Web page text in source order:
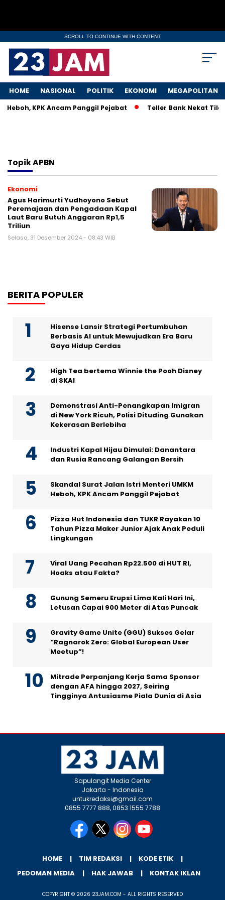
SCROLL TO CONTINUE WITH CONTENT
HOME NASIONAL POLITIK EKONOMI MEGAPOLITAN
KPK Ancam Panggil Pejabat Teller Bank Nekat
TopikAPBN
Ekonomi
Agus Harimurti Yudhoyono Sebut
Peremajaan dan Pengadaan Kapal
Laut Baru Butuh Anggaran Rp1,5
Triliun
Selasa, 31 Desember 2024 - 08:43 WIB
BERITA POPULER
Hisense Lansir Strategi Pertumbuhan
Berbasis AI untuk Mewujudkan Era Baru
Gaya Hidup Cerdas
High Tea bertema Winnie the Pooh Disney
di SKAI
Demonstrasi Anti-Penangkapan Imigran
di New York Ricuh, Polisi Dituding Gunakan
Kekerasan Berlebiha
Industri Kapal Hijau Dimulai: Danantara
dan Rusia Rancang Galangan Bersih
Skandal Surat Jalan Istri Menteri UMKM
Heboh, KPK Ancam Panggil Pejabat
Pizza Hut Indonesia dan TUKR Rayakan 10
Tahun Pizza Maker Junior Ajak Anak Peduli
Lingkungan
Viral Uang Pecahan Rp22.500 di HUT RI,
Hoaks atau Fakta?
Gunung Semeru Erupsi Lima Kali Hari Ini,
Letusan Capai 900 Meter di Atas Puncak
Gravity Game Unite (GGU) Sukses Gelar
“Ragnarok Zero: Global European User
Meetup”!
Mitrade Perpanjang Kerja Sama Sponsor
dengan AFA hingga 2027, Seiring
Tingginya Antusiasme Piala Dunia di Asia
Sapulangit Media Center
Jakarta - Indonesia
untukredaksi@gmail.com
0855 7777 888, 0853 1555 7788
HOME TIM REDAKSI
KODE ETIK
PEDOMAN MEDIA
HAK JAWAB KONTAK IKLAN
COPYRIGHT © 2026 23JAM.COM - ALL RIGHTS RESERVED